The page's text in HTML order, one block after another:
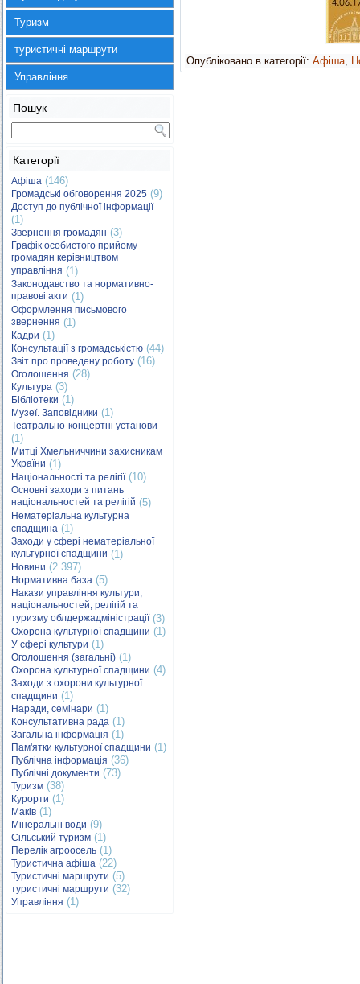
Туризм
туристичні маршрути
Управління
Пошук
Категорії
Афіша (146)
Громадські обговорення 2025 (9)
Доступ до публічної інформації
(1)
Звернення громадян (3)
Графік особистого прийому
громадян керівництвом
управління (1)
Законодавство та нормативно-
правові акти (1)
Оформлення письмового
звернення (1)
Кадри (1)
Консультації з громадськістю (44)
Звіт про проведену роботу (16)
Оголошення (28)
Культура (3)
Бібліотеки (1)
Музеї. Заповідники (1)
Театрально-концертні установи
(1)
Митці Хмельниччини захисникам
України (1)
Національності та релігії(10)
Основні заходи з питань
національностей та релігій (5)
Нематеріальна культурна
спадщина (1)
Заходи у сфері нематеріальної
культурної спадщини (1)
Новини (2 397)
Нормативна база (5)
Накази управління культури,
національностей, релігій та
туризму облдержадміністрації(3)
Охорона культурної спадщини (1)
У сфері культури (1)
Оголошення (загальні) (1)
Охорона культурної спадщини (4)
Заходи з охорони культурної
спадщини (1)
Наради, семінари (1)
Консультативна рада (1)
Загальна інформація (1)
Пам'ятки культурної спадщини (1)
Публічна інформація (36)
Публічні документи (73)
Туризм (38)
Курорти (1)
Маків (1)
Мінеральні води (9)
Сільський туризм (1)
Перелік агроосель (1)
Туристична афіша (22)
Туристичні маршрути (5)
туристичні маршрути (32)
Управління (1)
Опубліковано в категорії: Афіша,